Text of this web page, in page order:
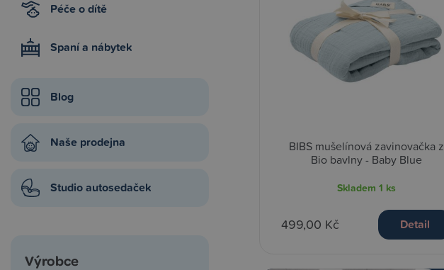
Péče o dítě
Spaní a nábytek
Blog
Naše prodejna
Studio autosedaček
Výrobce
BIBS mušelínová zavinovačka z
Bio bavlny - Baby Blue
Skladem 1 ks
499,00 Kč Detail